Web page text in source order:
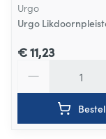
Urgo
Urgo
€ 11,23
Bestel